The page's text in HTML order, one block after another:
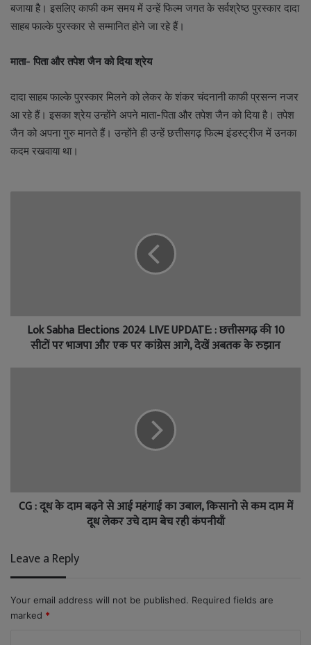
बजाया है। इसलिए काफी कम समय में उन्हें फिल्म जगत के सर्वश्रेष्ठ पुरस्कार दादा
साहब फाल्के पुरस्कार से सम्मानित होने जा रहे हैं।
माता- पिता और तपेश जैन को दिया श्रेय
दादा साहब फाल्के पुरस्कार मिलने को लेकर के शंकर चंदनानी काफी प्रसन्न नजर
आ रहे हैं। इसका श्रेय उन्होंने अपने माता-पिता और तपेश जैन को दिया है। तपेश
जैन को अपना गुरु मानते हैं। उन्होंने ही उन्हें छत्तीसगढ़ फिल्म इंडस्ट्रीज में उनका
कदम रखवाया था।
Lok Sabha Elections 2024 LIVE UPDATE: : छत्तीसगढ़ की 10
सीटों पर भाजपा और एक पर कांग्रेस आगे, देखें अबतक के रुझान
CG : दूध के दाम बढ़ने से आई महंगाई का उबाल, किसानो से कम दाम में
दूध लेकर उचे दाम बेच रही कंपनीयाँ
Leave a Reply
Your email address will not be published. Required fields are
marked *